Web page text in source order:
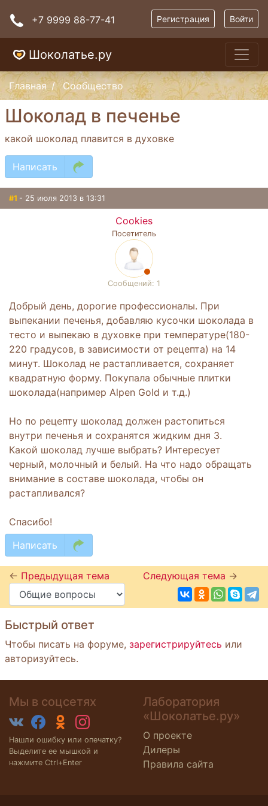
+7 9999 88-77-41 Регистрация Войти
Шоколатье.ру
Главная Сообщество
Шоколад в печенье
какой шоколад плавится в духовке
Написать
#1 - 25 июля 2013 в 13:31
Cookies
Посетитель
Сообщений: 1
Добрый день, дорогие профессионалы. При
выпекании печенья, добавляю кусочки шоколада в
тесто и выпекаю в духовке при температуре(180-
220 градусов, в зависимости от рецепта) на 14
минут. Шоколад не растапливается, сохраняет
квадратную форму. Покупала обычные плитки
шоколада(например Alpen Gold и т.д.)
Но по рецепту шоколад должен растопиться
внутри печенья и сохранятся жидким дня 3.
Какой шоколад лучше выбрать? Интересует
черный, молочный и белый. На что надо обращать
внимание в составе шоколада, чтобы он
растапливался?
Спасибо!
Написать
← Предыдущая тема Следующая тема →
Быстрый ответ
Чтобы писать на форуме, зарегистрируйтесь или
авторизуйтесь.
Мы в соцсетях
Нашли ошибку или опечатку?
Выделите ее мышкой и
нажмите Ctrl+Enter
Лаборатория
«Шоколатье.ру»
О проекте
Дилеры
Правила сайта